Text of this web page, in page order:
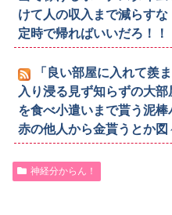
けて人の収入まで減らす
定時で帰ればいいだろ！！
「良い部屋に入れて羨
入り浸る見ず知らずの大
を食べ小遣いまで貰う泥
赤の他人から金貰うとか
神経分からん！